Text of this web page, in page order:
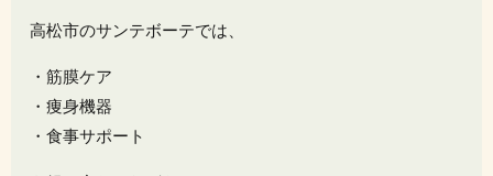
高松市のサンテボーテでは、
・筋膜ケア
・痩身機器
・食事サポート